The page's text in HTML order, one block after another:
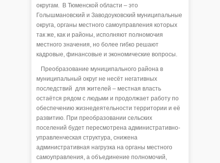
округам. В Тюменской области – это
Голышмановский и Заводоуковский муниципальные
округа, органы местного самоуправления которых
так же, как и районы, исполняют полномочия
местного значения, но более гибко решают
кадровые, финансовые и экономические вопросы.
Преобразование муниципального района в
муниципальный округ не несёт негативных
последствий для жителей – местная власть
остаётся рядом с людьми и продолжает работу по
обеспечению жизнедеятельности территории и её
развитию. При преобразовании сельских
поселений будет пересмотрена административно-
управленческая структура, снижена
административная нагрузка на органы местного
самоуправления, а объединение полномочий,